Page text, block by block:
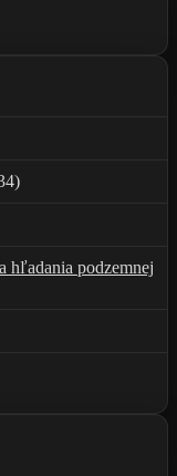
hľadania podzemnej